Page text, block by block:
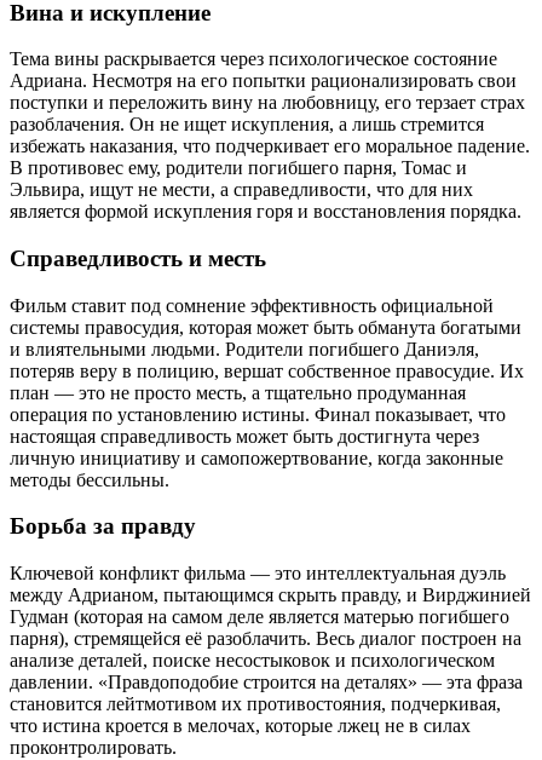
Вина и искупление
Тема вины раскрывается через психологическое состояние
Адриана. Несмотря на его попытки рационализировать свои
поступки и переложить вину на любовницу, его терзает страх
разоблачения. Он не ищет искупления, а лишь стремится
избежать наказания, что подчеркивает его моральное падение.
В противовес ему, родители погибшего парня, Томас и
Эльвира, ищут не мести, а справедливости, что для них
является формой искупления горя и восстановления порядка.
Справедливость и месть
Фильм ставит под сомнение эффективность официальной
системы правосудия, которая может быть обманута богатыми
и влиятельными людьми. Родители погибшего Даниэля,
потеряв веру в полицию, вершат собственное правосудие. Их
план — это не просто месть, а тщательно продуманная
операция по установлению истины. Финал показывает, что
настоящая справедливость может быть достигнута через
личную инициативу и самопожертвование, когда законные
методы бессильны.
Борьба за правду
Ключевой конфликт фильма — это интеллектуальная дуэль
между Адрианом, пытающимся скрыть правду, и Вирджинией
Гудман (которая на самом деле является матерью погибшего
парня), стремящейся её разоблачить. Весь диалог построен на
анализе деталей, поиске несостыковок и психологическом
давлении. «Правдоподобие строится на деталях» — эта фраза
становится лейтмотивом их противостояния, подчеркивая,
что истина кроется в мелочах, которые лжец не в силах
проконтролировать.